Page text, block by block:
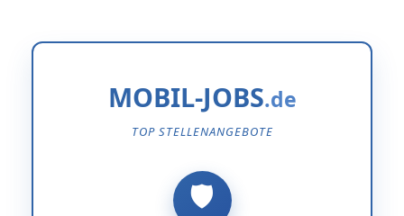
MOBIL-JOBS
TOP STELLENANGEBOTE